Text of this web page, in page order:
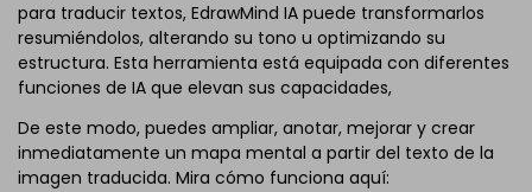
para traducir textos, EdrawMind IA puede transformarlos
resumiéndolos, alterando su tono u optimizando su
estructura. Esta herramienta está equipada con diferentes
funciones de IA que elevan sus capacidades,
De este modo, puedes ampliar, anotar, mejorar y crear
inmediatamente un mapa mental a partir del texto de la
imagen traducida. Mira cómo funciona aquí: